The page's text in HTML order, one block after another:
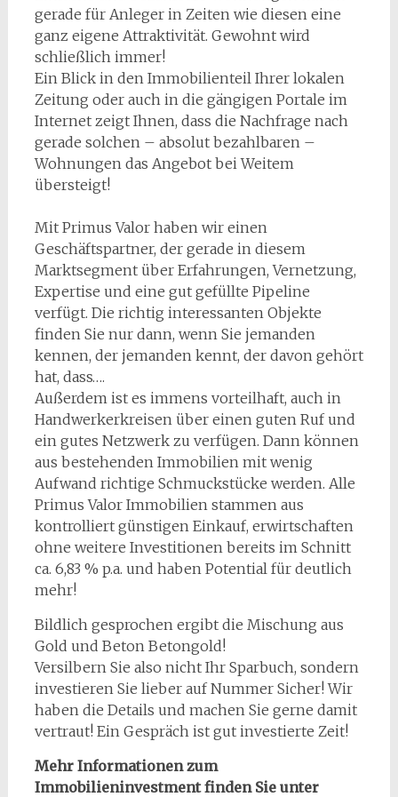
gerade für Anleger in Zeiten wie diesen eine
ganz eigene Attraktivität. Gewohnt wird
schließlich immer!
Ein Blick in den Immobilienteil Ihrer lokalen
Zeitung oder auch in die gängigen Portale im
Internet zeigt Ihnen, dass die Nachfrage nach
gerade solchen – absolut bezahlbaren –
Wohnungen das Angebot bei Weitem
übersteigt!
Mit Primus Valor haben wir einen
Geschäftspartner, der gerade in diesem
Marktsegment über Erfahrungen, Vernetzung,
Expertise und eine gut gefüllte Pipeline
verfügt. Die richtig interessanten Objekte
finden Sie nur dann, wenn Sie jemanden
kennen, der jemanden kennt, der davon gehört
hat, dass….
Außerdem ist es immens vorteilhaft, auch in
Handwerkerkreisen über einen guten Ruf und
ein gutes Netzwerk zu verfügen. Dann können
aus bestehenden Immobilien mit wenig
Aufwand richtige Schmuckstücke werden. Alle
Primus Valor Immobilien stammen aus
kontrolliert günstigen Einkauf, erwirtschaften
ohne weitere Investitionen bereits im Schnitt
ca. 6,83 % p.a. und haben Potential für deutlich
mehr!
Bildlich gesprochen ergibt die Mischung aus
Gold und Beton Betongold!
Versilbern Sie also nicht Ihr Sparbuch, sondern
investieren Sie lieber auf Nummer Sicher! Wir
haben die Details und machen Sie gerne damit
vertraut! Ein Gespräch ist gut investierte Zeit!
Mehr Informationen zum
Immobilieninvestment finden Sie unter